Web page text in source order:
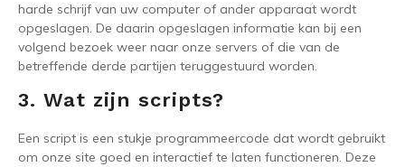
harde schrijf van uw computer of ander apparaat wordt
opgeslagen. De daarin opgeslagen informatie kan bij een
volgend bezoek weer naar onze servers of die van de
betreffende derde partijen teruggestuurd worden.
3. Wat zijn scripts?
Een script is een stukje programmeercode dat wordt gebruikt
om onze site goed en interactief te laten functioneren. Deze